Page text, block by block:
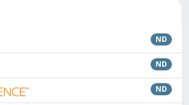
ND
ND
ND